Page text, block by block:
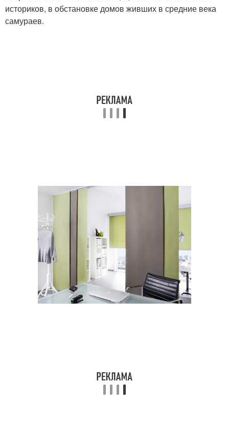
историков, в обстановке домов живших в средние века
самураев.